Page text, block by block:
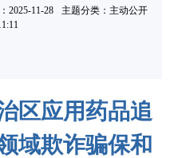
2025-11-28
主题分类：主动公开
区应用药品追
域欺诈骗保和